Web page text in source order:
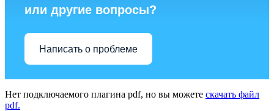
или другие вопросы?
Написать о проблеме
Нет подключаемого плагина pdf, но вы можете скачать файл
pdf.